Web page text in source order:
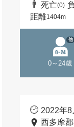
死亡(0)
距離1404m
0～24歳
他
2022年
西多摩